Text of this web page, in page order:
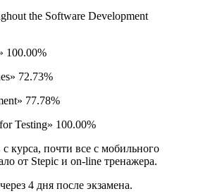
the Software Development
100.00%
72.73%
77.78%
Testing» 100.00%
курса, почти все с мобильного
от Stepic и on-line тренажера.
4 дня после экзамена.